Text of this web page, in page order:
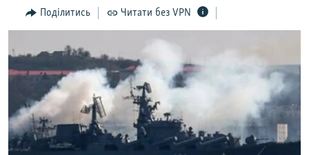
Перейти
до
ПОГЛЯД
СПЕЦПРОЕКТИ
ДЕПОРТАЦІЯ
ВІДЕОУРОКИ «ELIFBE»
ЯК ОБІЙТИ БЛОКУВАННЯ
Русский
Поділитись Читати без VPN